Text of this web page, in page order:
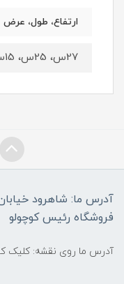
ارتفاع، طول، عرض
27س، 25س، 15س
آدرس ما: شاهرود
فروشگاه رئیس کوچولو
آدرس ما روی نقشه: کلیک